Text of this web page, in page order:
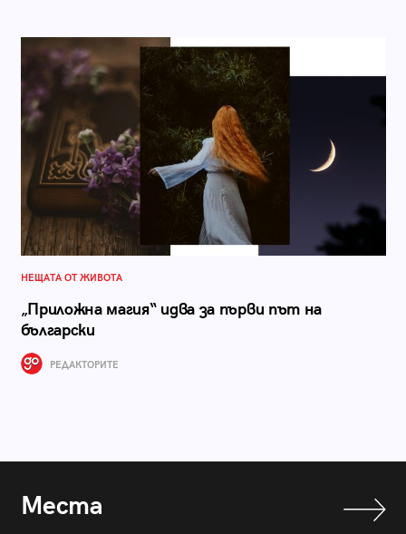
НЕЩАТА ОТ ЖИВОТА
„Приложна магия“ идва за първи път на
български
РЕДАКТОРИТЕ
Места